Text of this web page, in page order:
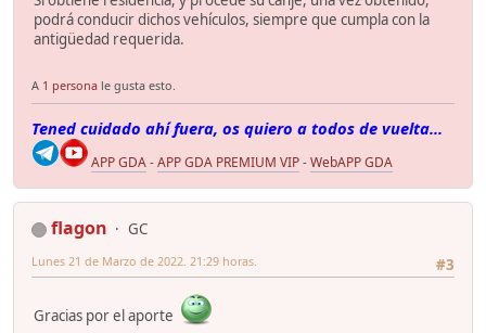
podrá conducir dichos vehículos, siempre que cumpla con la
antigüedad requerida.
A 1 persona le gusta esto.
Tened cuidado ahí fuera, os quiero a todos de vuelta...
APP GDA-APP GDA PREMIUM VIP-WebAPP GDA
flagon
GC
#3
Lunes 21 de Marzo de 2022. 21:29 horas.
Gracias por el aporte